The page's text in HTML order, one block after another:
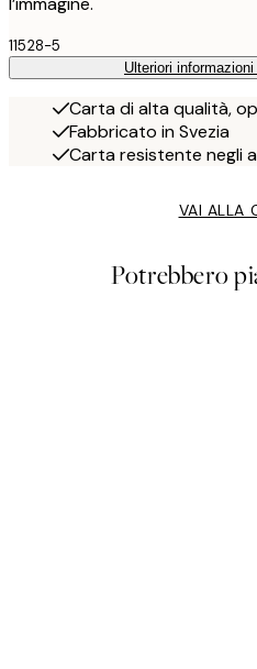
11528-5
Ulteriori
Carta di alta qualità,
Fabbricato in Svezia
Carta resistente negli
VAI ALLA
Potrebbero